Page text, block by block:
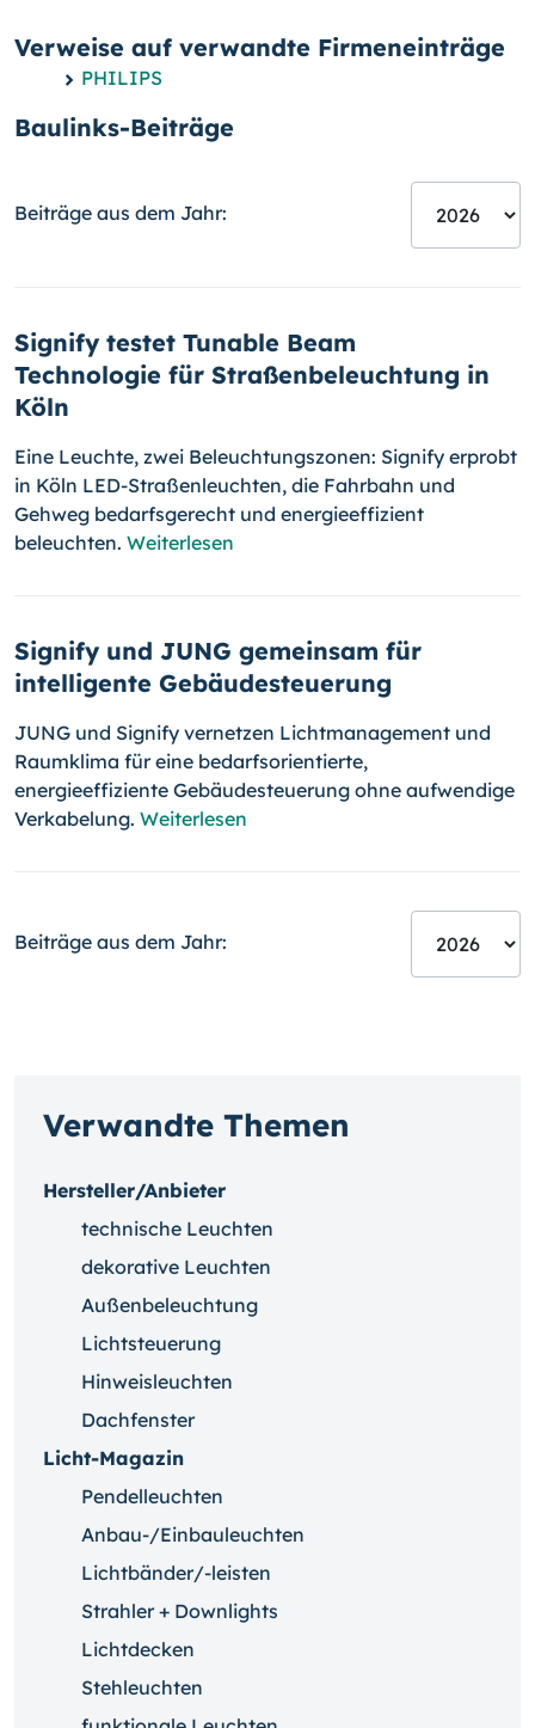
Verweise auf verwandte Firmeneinträge
PHILIPS
Baulinks-Beiträge
Beiträge aus dem Jahr:
Signify testet Tunable Beam
Technologie für Straßenbeleuchtung in
Köln
Eine Leuchte, zwei Beleuchtungszonen: Signify erprobt
in Köln LED-Straßenleuchten, die Fahrbahn und
Gehweg bedarfsgerecht und energieeffizient
beleuchten. Weiterlesen
Signify und JUNG gemeinsam für
intelligente Gebäudesteuerung
JUNG und Signify vernetzen Lichtmanagement und
Raumklima für eine bedarfsorientierte,
energieeffiziente Gebäudesteuerung ohne aufwendige
Verkabelung. Weiterlesen
Beiträge aus dem Jahr:
Verwandte Themen
Hersteller/Anbieter
technische Leuchten
dekorative Leuchten
Außenbeleuchtung
Lichtsteuerung
Hinweisleuchten
Dachfenster
Licht-Magazin
Pendelleuchten
Anbau-/Einbauleuchten
Lichtbänder/-leisten
Strahler + Downlights
Lichtdecken
Stehleuchten